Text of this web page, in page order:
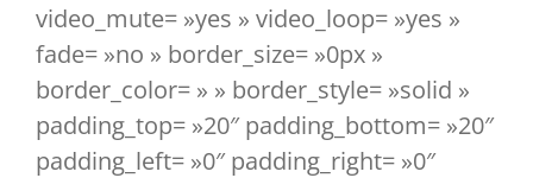
video_mute= »yes » video_loop= »yes »
fade= »no » border_size= »0px »
border_color= » » border_style= »solid »
padding_top= »20″ padding_bottom= »20″
padding_left= »0″ padding_right= »0″